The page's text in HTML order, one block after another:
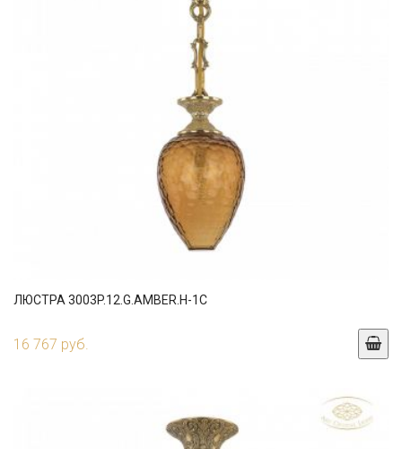
ЛЮСТРА 3003P.12.G.AMBER.H-1C
16 767 руб.